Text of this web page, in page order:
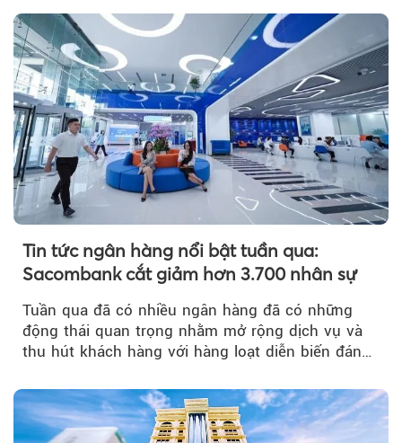
Tin tức ngân hàng nổi bật tuần qua:
Sacombank cắt giảm hơn 3.700 nhân sự
Tuần qua đã có nhiều ngân hàng đã có những
động thái quan trọng nhằm mở rộng dịch vụ và
thu hút khách hàng với hàng loạt diễn biến đáng